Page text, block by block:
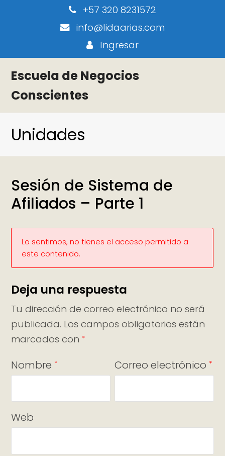
+57 320 8231572
info@lidaarias.com
Ingresar
Escuela de Negocios
Conscientes
Unidades
Sesión de Sistema de
Afiliados – Parte 1
Lo sentimos, no tienes el acceso permitido a
este contenido.
Deja una respuesta
Tu dirección de correo electrónico no será
publicada. Los campos obligatorios están
marcados con *
Nombre * Correo electrónico *
Web